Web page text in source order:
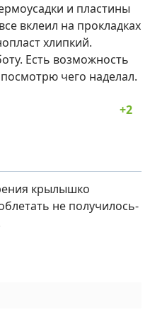
и пластины
вклеил на прокладках
хлипкий.
Есть возможность
чего наделал.
крылышко
не получилось-